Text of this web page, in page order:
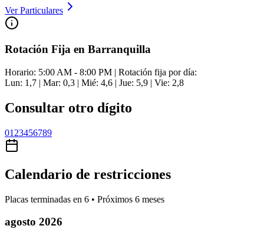
VerParticulares
Rotación Fija en Barranquilla
Horario: 5:00 AM - 8:00 PM | Rotación fija por día:
Lun: 1,7 | Mar: 0,3 | Mié: 4,6 | Jue: 5,9 | Vie: 2,8
Consultar otro dígito
01 23456789
Calendario de restricciones
Placas terminadas en 6 • Próximos 6 meses
agosto 2026